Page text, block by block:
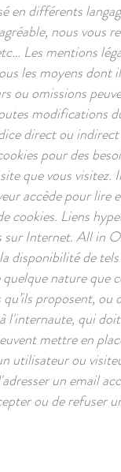
en différents
nous vous
Les mentions
les moyens dont
ou omissions
modifications
direct ou
pour des
que vous
accède pour
cookies. Liens
sur Internet. All in
disponibilité de
nature
proposent,
qui
mettre en
utilisateur ou
un email
ou de refuser